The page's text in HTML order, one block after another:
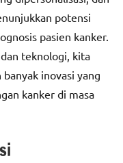
potensi
pasien kanker.
teknologi, kita
inovasi yang
kanker di masa